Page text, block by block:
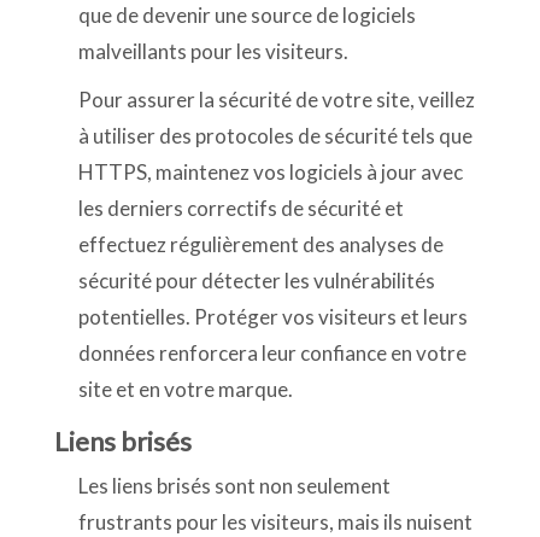
que de devenir une source de logiciels
malveillants pour les visiteurs.
Pour assurer la sécurité de votre site, veillez
à utiliser des protocoles de sécurité tels que
HTTPS, maintenez vos logiciels à jour avec
les derniers correctifs de sécurité et
effectuez régulièrement des analyses de
sécurité pour détecter les vulnérabilités
potentielles. Protéger vos visiteurs et leurs
données renforcera leur confiance en votre
site et en votre marque.
Liens brisés
Les liens brisés sont non seulement
frustrants pour les visiteurs, mais ils nuisent